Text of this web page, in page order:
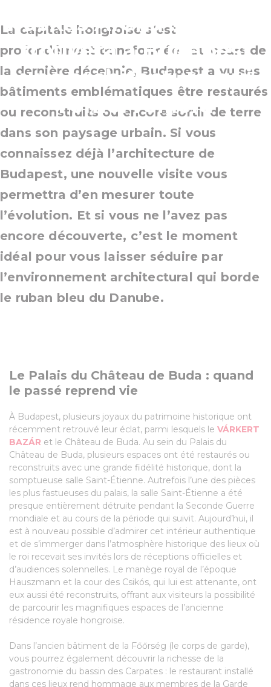
Puskás Aréna : chacun
trouvera à Budapest
une architecture qui
l’émerveillera
La capitale hongroise s’est
profondément transformée : au cours de
la dernière décennie, Budapest a vu ses
bâtiments emblématiques être restaurés
ou reconstruits ou encore sortir de terre
dans son paysage urbain. Si vous
connaissez déjà l’architecture de
Budapest, une nouvelle visite vous
permettra d’en mesurer toute
l’évolution. Et si vous ne l’avez pas
encore découverte, c’est le moment
idéal pour vous laisser séduire par
l’environnement architectural qui borde
le ruban bleu du Danube.
Le Palais du Château de Buda : quand
le passé reprend vie
À Budapest, plusieurs joyaux du patrimoine historique ont
récemment retrouvé leur éclat, parmi lesquels le VÁRKERT
BAZÁR et le Château de Buda. Au sein du Palais du
Château de Buda, plusieurs espaces ont été restaurés ou
reconstruits avec une grande fidélité historique, dont la
somptueuse salle Saint-Étienne. Autrefois l’une des pièces
les plus fastueuses du palais, la salle Saint-Étienne a été
presque entièrement détruite pendant la Seconde Guerre
mondiale et au cours de la période qui suivit. Aujourd’hui, il
est à nouveau possible d’admirer cet intérieur authentique
et de s’immerger dans l’atmosphère historique des lieux où
le roi recevait ses invités lors de réceptions officielles et
d’audiences solennelles. Le manège royal de l’époque
Hauszmann et la cour des Csikós, qui lui est attenante, ont
eux aussi été reconstruits, offrant aux visiteurs la possibilité
de parcourir les magnifiques espaces de l’ancienne
résidence royale hongroise.
Dans l’ancien bâtiment de la Főőrség (le corps de garde),
vous pourrez également découvrir la richesse de la
gastronomie du bassin des Carpates : le restaurant installé
dans ces lieux rend hommage aux membres de la Garde